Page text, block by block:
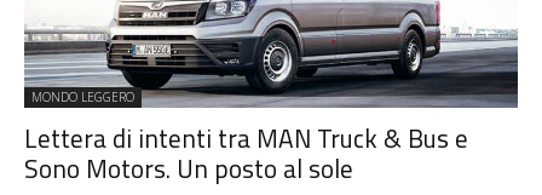
MONDO LEGGERO
Lettera di intenti tra MAN Truck & Bus e
Sono Motors. Un posto al sole